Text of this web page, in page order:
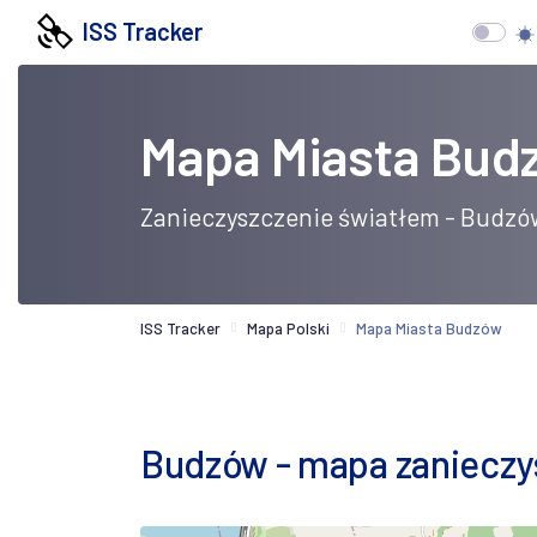
ISS Tracker
Mapa Miasta
Zanieczyszczenie światłem -
ISS Tracker Mapa Polski Mapa Miasta Budzów
Budzów - mapa